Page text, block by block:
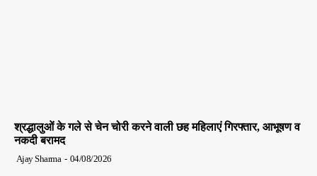
श्रद्धालुओं के गले से चेन चोरी करने वाली छह महिलाएं गिरफ्तार, आभूषण व
नकदी बरामद
Ajay Sharma - 04/08/2026